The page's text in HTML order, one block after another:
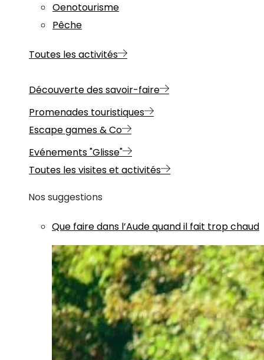
Oenotourisme
Pêche
Toutes les activités
Découverte des savoir-faire
Promenades touristiques
Escape games & Co
Evénements "Glisse"
Toutes les visites et activités
Nos suggestions
Que faire dans l’Aude quand il fait trop chaud